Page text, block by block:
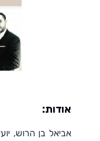
אודות:
אביאל בן הרוש,